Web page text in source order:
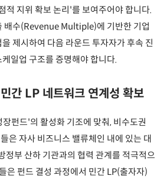
적 지위 확보 논리'를 보여주어야 합니다.
배수(Revenue Multiple)에 기반한 기업
제시하여 다음 라운드 투자자가 후속 진
일업 구조를 증명해야 합니다.
간 LP 네트워크 연계성 확보
펀드'의 활성화 기조에 맞춰, 비수도권
은 자사 비즈니스 밸류체인 내에 있는 대
정부 산하 기관과의 협력 관계를 적극적으
은 펀드 결성 과정에서 민간 LP(출자자)